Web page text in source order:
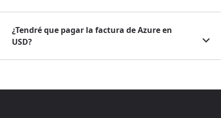
¿Tendré que pagar la factura de Azure en
USD?